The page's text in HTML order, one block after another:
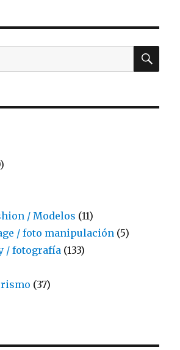
/ Modelos (11)
/ foto manipulación (5)
/ fotografía (133)
(37)